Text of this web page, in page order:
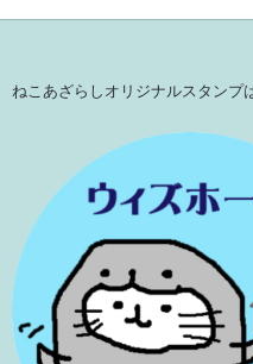
ねこあざらしオリジナルスタン